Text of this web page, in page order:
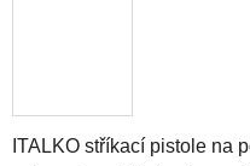
ITALKO stříkací pistole na